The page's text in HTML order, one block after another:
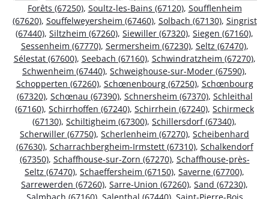
Forêts (67250), Soultz-les-Bains (67120), Soufflenheim
(67620), Souffelweyersheim (67460), Solbach (67130), Singrist
(67440), Siltzheim (67260), Siewiller (67320), Siegen (67160),
Sessenheim (67770), Sermersheim (67230), Seltz (67470),
Sélestat (67600), Seebach (67160), Schwindratzheim (67270),
Schwenheim (67440), Schweighouse-sur-Moder (67590),
Schopperten (67260), Schœnenbourg (67250), Schœnbourg
(67320), Schœnau (67390), Schnersheim (67370), Schleithal
(67160), Schirrhoffen (67240), Schirrhein (67240), Schirmeck
(67130), Schiltigheim (67300), Schillersdorf (67340),
Scherwiller (67750), Scherlenheim (67270), Scheibenhard
(67630), Scharrachbergheim-Irmstett (67310), Schalkendorf
(67350), Schaffhouse-sur-Zorn (67270), Schaffhouse-près-
Seltz (67470), Schaeffersheim (67150), Saverne (67700),
Sarrewerden (67260), Sarre-Union (67260), Sand (67230),